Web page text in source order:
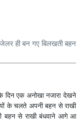
ही बन गए बिलखती बहन
दिन एक अनोखा नजारा देखने
के चलते अपनी बहन से राखी
बहन से राखी बंधवाने आगे आ